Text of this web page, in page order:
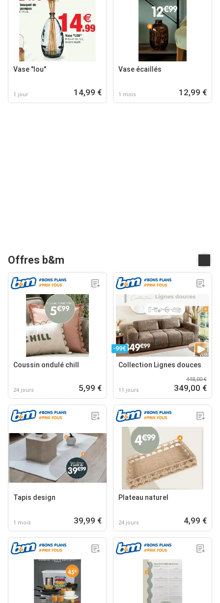
Vase "lou"
1 jour 14,99 €
Vase écaillés
1 mois 12,99 €
Offres b&m
Coussin ondulé chill
24 jours 5,99 €
-99€
Collection Lignes douces
11 jours
448,00 €
349,00 €
Tapis design
1 mois 39,99 €
Plateau naturel
24 jours 4,99 €